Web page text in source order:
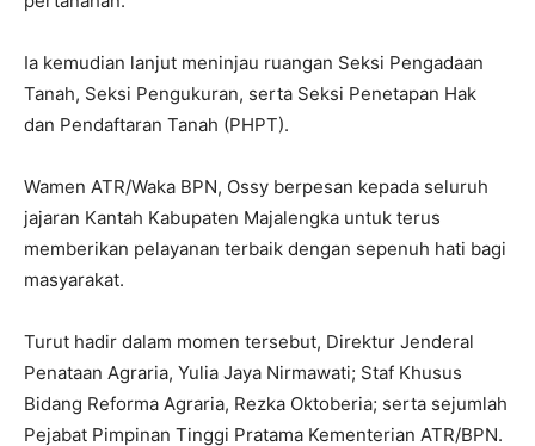
Ia kemudian lanjut meninjau ruangan Seksi Pengadaan
Tanah, Seksi Pengukuran, serta Seksi Penetapan Hak
dan Pendaftaran Tanah (PHPT).
Wamen ATR/Waka BPN, Ossy berpesan kepada seluruh
jajaran Kantah Kabupaten Majalengka untuk terus
memberikan pelayanan terbaik dengan sepenuh hati bagi
masyarakat.
Turut hadir dalam momen tersebut, Direktur Jenderal
Penataan Agraria, Yulia Jaya Nirmawati; Staf Khusus
Bidang Reforma Agraria, Rezka Oktoberia; serta sejumlah
Pejabat Pimpinan Tinggi Pratama Kementerian ATR/BPN.